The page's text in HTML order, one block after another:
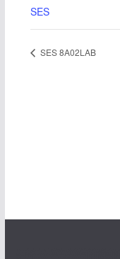
SES
SES 8A02LAB